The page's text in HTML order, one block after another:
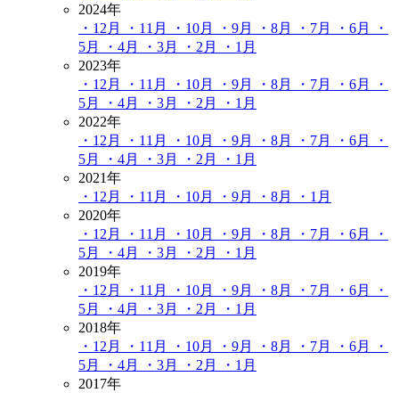
2024年
・12月
・11月 ・10月 ・9月 ・8月 ・7月 ・6月
・
5月
・4月 ・3月 ・2月
・1月
2023年
・12月
・11月 ・10月 ・9月 ・8月 ・7月 ・6月
・
5月
・4月 ・3月 ・2月
・1月
2022年
・12月
・11月 ・10月 ・9月 ・8月 ・7月 ・6月
・
5月
・4月 ・3月 ・2月
・1月
2021年
・12月
・11月 ・10月 ・9月 ・8月
・1月
2020年
・12月
・11月 ・10月 ・9月 ・8月 ・7月 ・6月
・
5月
・4月 ・3月 ・2月
・1月
2019年
・12月
・11月 ・10月 ・9月 ・8月 ・7月 ・6月
・
5月
・4月 ・3月 ・2月
・1月
2018年
・12月
・11月 ・10月 ・9月 ・8月 ・7月 ・6月
・
5月
・4月 ・3月 ・2月
・1月
2017年